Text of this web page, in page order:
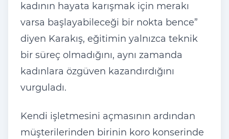
kadının hayata karışmak için merakı
varsa başlayabileceği bir nokta bence”
diyen Karakış, eğitimin yalnızca teknik
bir süreç olmadığını, aynı zamanda
kadınlara özgüven kazandırdığını
vurguladı.
Kendi işletmesini açmasının ardından
müşterilerinden birinin koro konserinde